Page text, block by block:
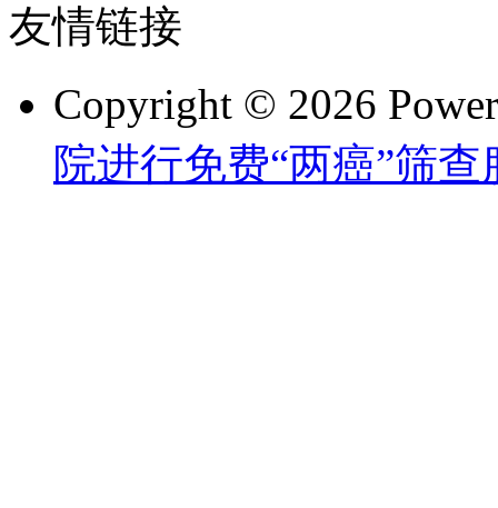
友情链接
Copyright © 2026
院进行免费“两癌”筛查